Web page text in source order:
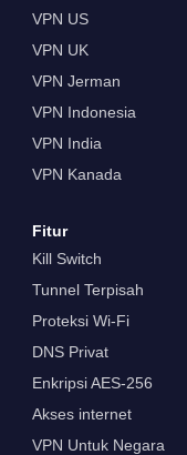
VPN US
VPN UK
VPN Jerman
VPN Indonesia
VPN India
VPN Kanada
Fitur
Kill Switch
Tunnel Terpisah
Proteksi Wi-Fi
DNS Privat
Enkripsi AES-256
Akses internet
VPN Untuk Negara